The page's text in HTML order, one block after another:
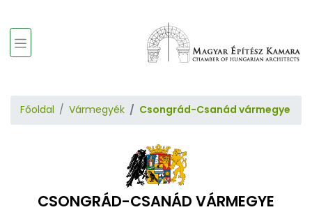
Főoldal Vármegyék Csongrád-Csanád vármegye
CSONGRÁD-CSANÁD VÁRMEGYE